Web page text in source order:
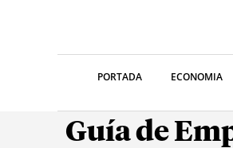
PORTADA ECONOMIA
Guía de